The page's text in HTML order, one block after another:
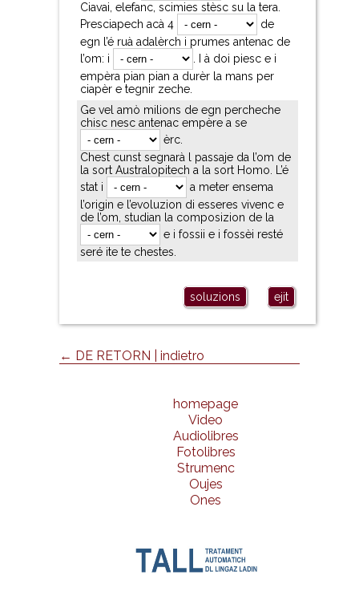
Ciavai, elefanc, scimies stèsc su la tera.
Presciapech acà 4
de
egn l’é ruà adalèrch i prumes antenac de
l’om: i
. I à doi piesc e i
empèra pian pian a durèr la mans per
ciapèr e tegnir zeche.
Ge vel amò milions de egn percheche
chisc nesc antenac empère a se
èrc.
Chest cunst segnarà l passaje da l’om de
la sort Australopitech a la sort Homo. L’é
stat i
a meter ensema
l’origin e l’evoluzion di esseres vivenc e
de l’om, studian la composizion de la
e i fossii e i fossèi resté
seré ite te chestes.
soluzions ejit
← DE RETORN | indietro
homepage
Video
Audiolibres
Fotolibres
Strumenc
Oujes
Ones